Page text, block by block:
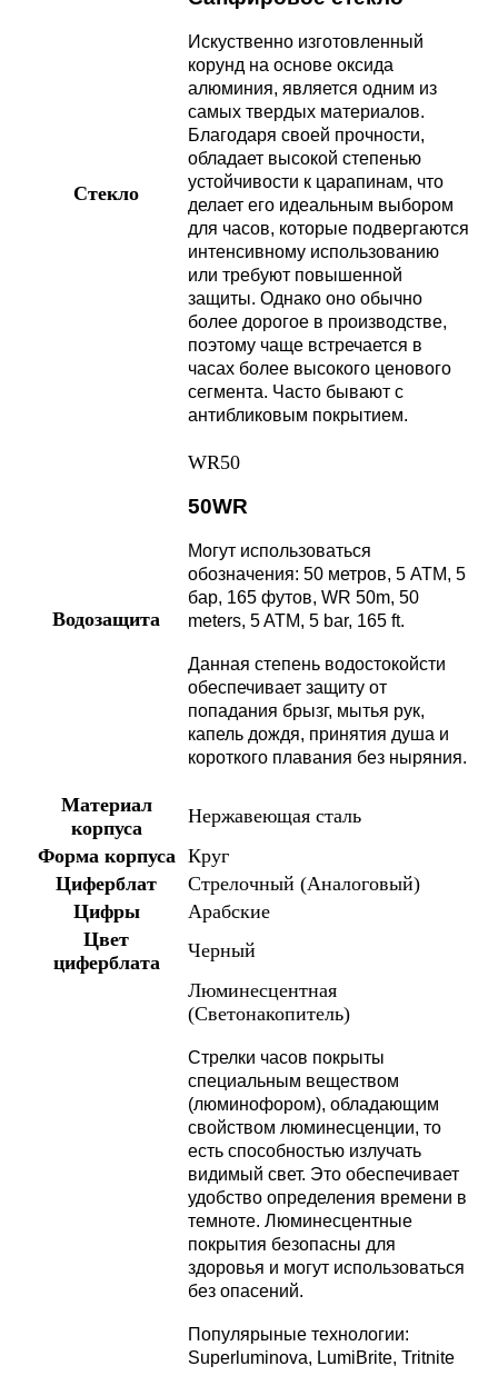
Стекло
Искуственно изготовленный
корунд на основе оксида
алюминия, является одним из
самых твердых материалов.
Благодаря своей прочности,
обладает высокой степенью
устойчивости к царапинам, что
делает его идеальным выбором
для часов, которые подвергаются
интенсивному использованию
или требуют повышенной
защиты. Однако оно обычно
более дорогое в производстве,
поэтому чаще встречается в
часах более высокого ценового
сегмента. Часто бывают с
антибликовым покрытием.
Водозащита
WR50
50WR
Могут использоваться
обозначения: 50 метров, 5 АТМ, 5
бар, 165 футов, WR 50m, 50
meters, 5 ATM, 5 bar, 165 ft.
Данная степень водостокойсти
обеспечивает защиту от
попадания брызг, мытья рук,
капель дождя, принятия душа и
короткого плавания без ныряния.
Материал
корпуса
Нержавеющая сталь
Форма корпуса Круг
Циферблат
Стрелочный (Аналоговый)
Цифры
Арабские
Цвет
циферблата
Черный
Люминесцентная
(Светонакопитель)
Стрелки часов покрыты
специальным веществом
(люминофором), обладающим
свойством люминесценции, то
есть способностью излучать
видимый свет. Это обеспечивает
удобство определения времени в
темноте. Люминесцентные
покрытия безопасны для
здоровья и могут использоваться
без опасений.
Популярыные технологии:
Superluminova, LumiBrite, Tritnite